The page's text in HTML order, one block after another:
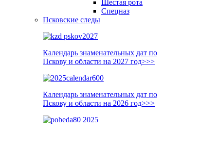
Шестая рота
Спецназ
Псковские следы
Календарь знаменательных дат по
Пскову и области на 2027 год>>>
Календарь знаменательных дат по
Пскову и области на 2026 год>>>